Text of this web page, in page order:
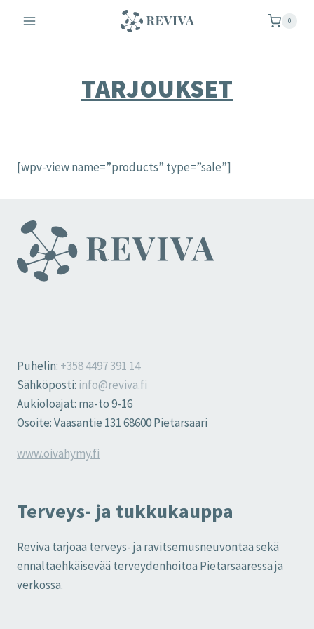
sisältöön
0
TARJOUKSET
[wpv-view name=”products” type=”sale”]
Puhelin: +358 4497 391 14
Sähköposti: info@reviva.fi
Aukioloajat: ma-to 9-16
Osoite: Vaasantie 131 68600 Pietarsaari
www.oivahymy.fi
Terveys- ja tukkukauppa
Reviva tarjoaa terveys- ja ravitsemusneuvontaa sekä
ennaltaehkäisevää terveydenhoitoa Pietarsaaressa ja
verkossa.